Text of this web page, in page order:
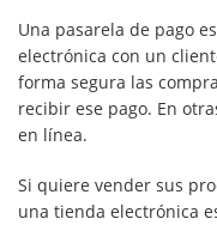
Una pasarela de pago
electrónica con un
forma segura las
recibir ese pago. En
en línea.
Si quiere vender sus
una tienda electrónica